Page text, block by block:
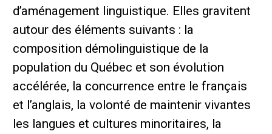
d’aménagement linguistique. Elles gravitent
autour des éléments suivants : la
composition démolinguistique de la
population du Québec et son évolution
accélérée, la concurrence entre le français
et l’anglais, la volonté de maintenir vivantes
les langues et cultures minoritaires, la